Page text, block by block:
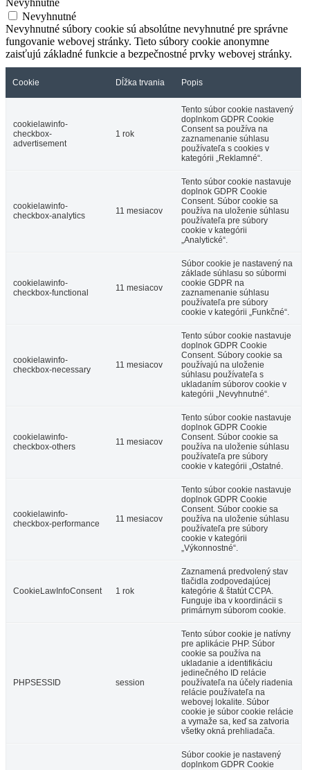
Nevyhnutné
Nevyhnutné súbory cookie sú absolútne nevyhnutné pre správne
fungovanie webovej stránky. Tieto súbory cookie anonymne
zaisťujú základné funkcie a bezpečnostné prvky webovej stránky.
Cookie Dĺžka trvania Popis
cookielawinfo-
checkbox-
advertisement
1 rok
Tento súbor cookie nastavený
doplnkom GDPR Cookie
Consent sa používa na
zaznamenanie súhlasu
používateľa s cookies v
kategórii „Reklamné“.
cookielawinfo-
checkbox-analytics
11 mesiacov
Tento súbor cookie nastavuje
doplnok GDPR Cookie
Consent. Súbor cookie sa
používa na uloženie súhlasu
používateľa pre súbory
cookie v kategórii
„Analytické“.
cookielawinfo-
checkbox-functional
11 mesiacov
Súbor cookie je nastavený na
základe súhlasu so súbormi
cookie GDPR na
zaznamenanie súhlasu
používateľa pre súbory
cookie v kategórii „Funkčné“.
cookielawinfo-
checkbox-necessary
11 mesiacov
Tento súbor cookie nastavuje
doplnok GDPR Cookie
Consent. Súbory cookie sa
používajú na uloženie
súhlasu používateľa s
ukladaním súborov cookie v
kategórii „Nevyhnutné“.
cookielawinfo-
checkbox-others
11 mesiacov
Tento súbor cookie nastavuje
doplnok GDPR Cookie
Consent. Súbor cookie sa
používa na uloženie súhlasu
používateľa pre súbory
cookie v kategórii „Ostatné.
cookielawinfo-
checkbox-performance
11 mesiacov
Tento súbor cookie nastavuje
doplnok GDPR Cookie
Consent. Súbor cookie sa
používa na uloženie súhlasu
používateľa pre súbory
cookie v kategórii
„Výkonnostné“.
CookieLawInfoConsent 1 rok
Zaznamená predvolený stav
tlačidla zodpovedajúcej
kategórie & štatút CCPA.
Funguje iba v koordinácii s
primárnym súborom cookie.
PHPSESSID session
Tento súbor cookie je natívny
pre aplikácie PHP. Súbor
cookie sa používa na
ukladanie a identifikáciu
jedinečného ID relácie
používateľa na účely riadenia
relácie používateľa na
webovej lokalite. Súbor
cookie je súbor cookie relácie
a vymaže sa, keď sa zatvoria
všetky okná prehliadača.
Súbor cookie je nastavený
doplnkom GDPR Cookie